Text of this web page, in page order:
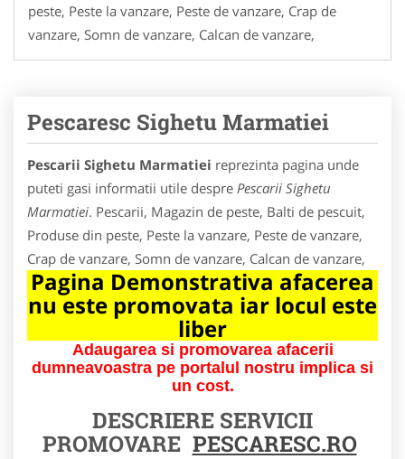
peste, Peste la vanzare, Peste de vanzare, Crap de
vanzare, Somn de vanzare, Calcan de vanzare,
Pescaresc Sighetu Marmatiei
Pescarii Sighetu Marmatiei reprezinta pagina unde
puteti gasi informatii utile despre Pescarii Sighetu
Marmatiei. Pescarii, Magazin de peste, Balti de pescuit,
Produse din peste, Peste la vanzare, Peste de vanzare,
Crap de vanzare, Somn de vanzare, Calcan de vanzare,
Pagina Demonstrativa afacerea
nu este promovata iar locul este
liber
Adaugarea si promovarea afacerii
dumneavoastra pe portalul nostru implica si
un cost.
DESCRIERE SERVICII
PROMOVARE PESCARESC.RO